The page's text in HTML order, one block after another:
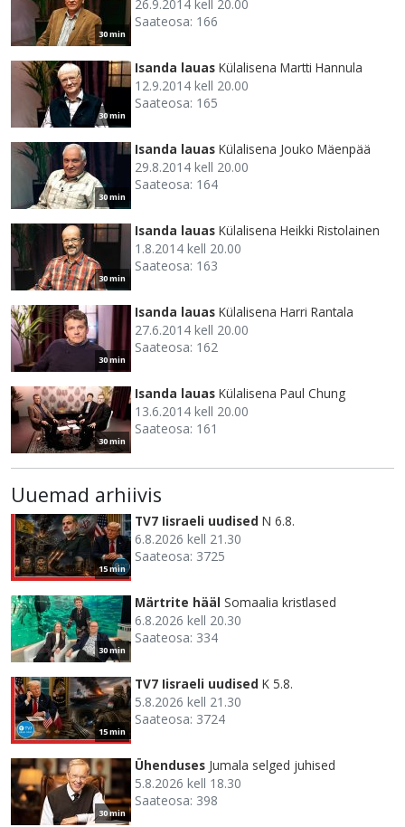
30 min
26.9.2014 kell 20.00
Saateosa: 166
30 min
Isanda lauas Külalisena Martti Hannula
12.9.2014 kell 20.00
Saateosa: 165
30 min
Isanda lauas Külalisena Jouko Mäenpää
29.8.2014 kell 20.00
Saateosa: 164
30 min
Isanda lauas Külalisena Heikki Ristolainen
1.8.2014 kell 20.00
Saateosa: 163
30 min
Isanda lauas Külalisena Harri Rantala
27.6.2014 kell 20.00
Saateosa: 162
30 min
Isanda lauas Külalisena Paul Chung
13.6.2014 kell 20.00
Saateosa: 161
Uuemad arhiivis
15 min
TV7 Iisraeli uudised N 6.8.
6.8.2026 kell 21.30
Saateosa: 3725
30 min
Märtrite hääl Somaalia kristlased
6.8.2026 kell 20.30
Saateosa: 334
15 min
TV7 Iisraeli uudised K 5.8.
5.8.2026 kell 21.30
Saateosa: 3724
30 min
Ühenduses Jumala selged juhised
5.8.2026 kell 18.30
Saateosa: 398